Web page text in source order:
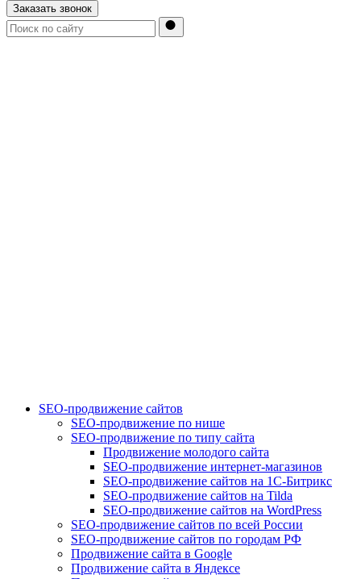
Заказать звонок
SEO-продвижение сайтов
SEO-продвижение по нише
SEO-продвижение по типу сайта
Продвижение молодого сайта
SEO-продвижение интернет-магазинов
SEO-продвижение сайтов на 1С-Битрикс
SEO-продвижение сайтов на Tilda
SEO-продвижение сайтов на WordPress
SEO-продвижение сайтов по всей России
SEO-продвижение сайтов по городам РФ
Продвижение сайта в Google
Продвижение сайта в Яндексе